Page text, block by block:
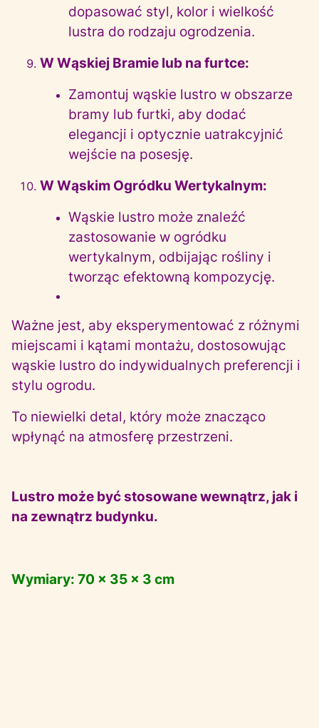
dopasować styl, kolor i wielkość
lustra do rodzaju ogrodzenia.
W Wąskiej Bramie lub na furtce:
Zamontuj wąskie lustro w obszarze
bramy lub furtki, aby dodać
elegancji i optycznie uatrakcyjnić
wejście na posesję.
W Wąskim Ogródku Wertykalnym:
Wąskie lustro może znaleźć
zastosowanie w ogródku
wertykalnym, odbijając rośliny i
tworząc efektowną kompozycję.
Ważne jest, aby eksperymentować z różnymi
miejscami i kątami montażu, dostosowując
wąskie lustro do indywidualnych preferencji i
stylu ogrodu.
To niewielki detal, który może znacząco
wpłynąć na atmosferę przestrzeni.
Lustro może być stosowane wewnątrz, jak i
na zewnątrz budynku.
Wymiary: 70 x 35 x 3 cm